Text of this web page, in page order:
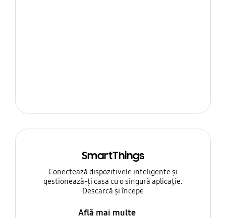
SmartThings
Conectează dispozitivele inteligente și
gestionează-ți casa cu o singură aplicație.
Descarcă și începe
Află mai multe